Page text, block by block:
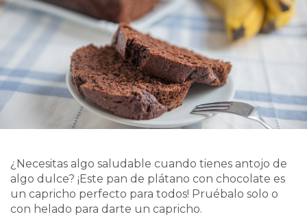
¿Necesitas algo saludable cuando tienes antojo de
algo dulce? ¡Este pan de plátano con chocolate es
un capricho perfecto para todos! Pruébalo solo o
con helado para darte un capricho.